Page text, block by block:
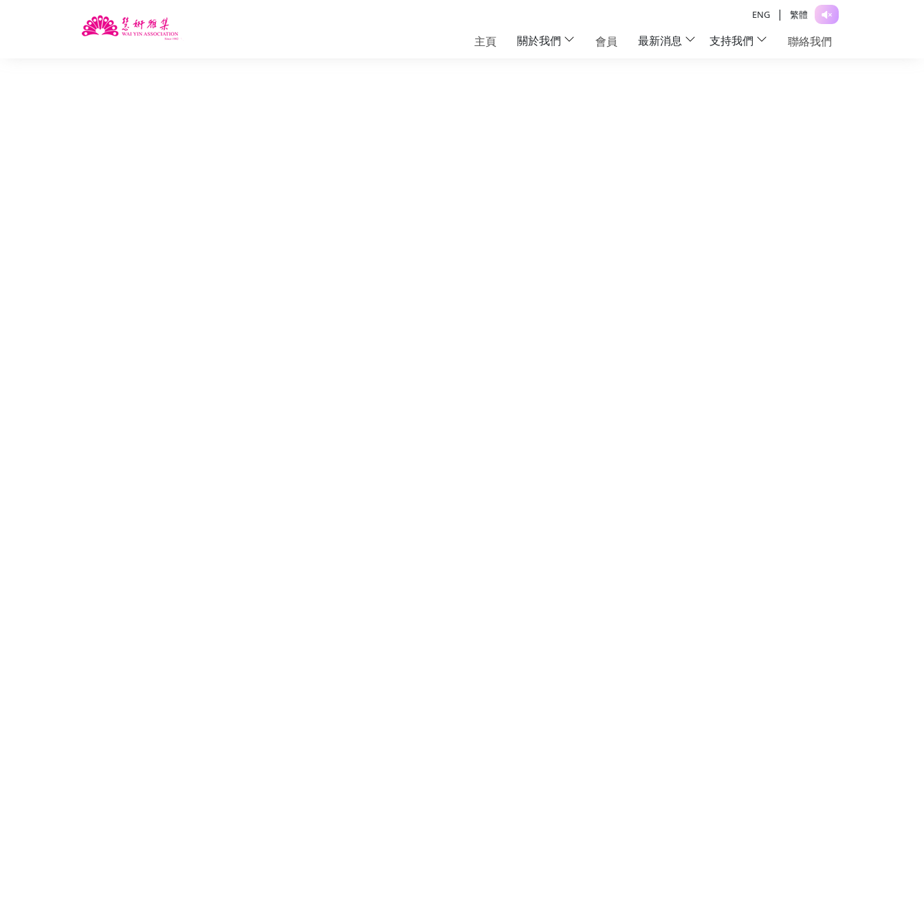
ENG | 繁體
主頁 關於我們 會員 最新消息 支持我們 聯絡我們